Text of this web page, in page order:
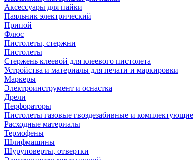
Аксессуары для пайки
Паяльник электрический
Припой
Флюс
Пистолеты, стержни
Пистолеты
Стержень клеевой для клеевого пистолета
Устройства и материалы для печати и маркировки
Маркеры
Электроинструмент и оснастка
Дрели
Перфораторы
Пистолеты газовые гвоздезабивные и комплектующие
Расходные материалы
Термофены
Шлифмашины
Шуруповерты, отвертки